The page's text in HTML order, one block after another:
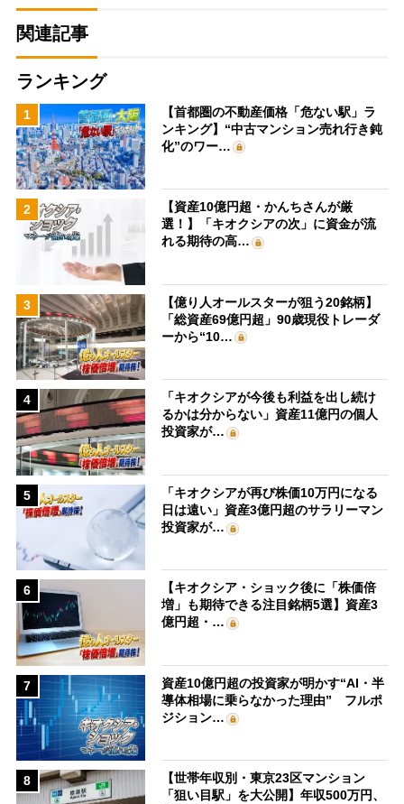
関連記事
ランキング
1
【首都圏の不動産価格「危ない駅」ラ
ンキング】“中古マンション売れ行き鈍
化”のワー…
2
【資産10億円超・かんちさんが厳
選！】「キオクシアの次」に資金が流
れる期待の高…
3
【億り人オールスターが狙う20銘柄】
「総資産69億円超」90歳現役トレーダ
ーから“10…
4
「キオクシアが今後も利益を出し続け
るかは分からない」資産11億円の個人
投資家が…
5
「キオクシアが再び株価10万円になる
日は遠い」資産3億円超のサラリーマン
投資家が…
6
【キオクシア・ショック後に「株価倍
増」も期待できる注目銘柄5選】資産3
億円超・…
7
資産10億円超の投資家が明かす“AI・半
導体相場に乗らなかった理由” フルポ
ジション…
8
【世帯年収別・東京23区マンション
「狙い目駅」を大公開】年収500万円、